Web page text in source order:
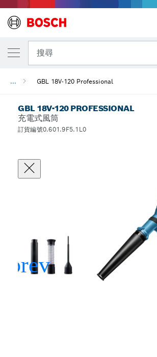
搜尋
... GBL 18V-120 Professional
GBL 18V-120 PROFESSIONAL
充電式風筒
訂貨編號0.601.9F5.1L0